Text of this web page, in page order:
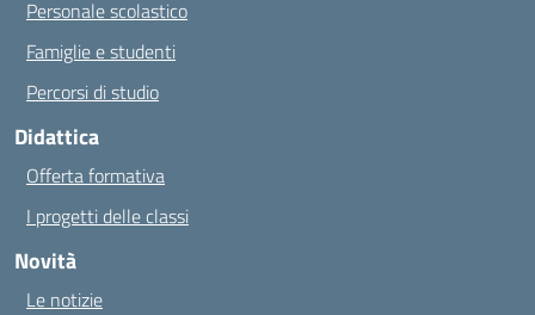
Personale scolastico
Famiglie e studenti
Percorsi di studio
Didattica
Offerta formativa
I progetti delle classi
Novità
Le notizie